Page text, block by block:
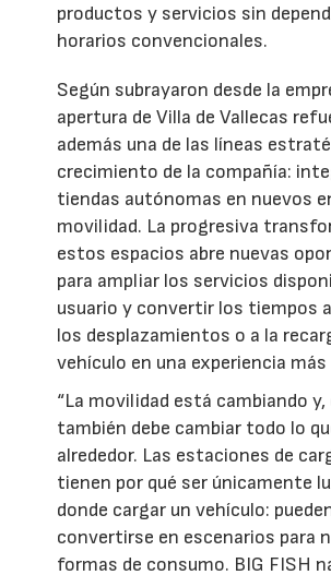
productos y servicios sin
horarios convencionales.
Según subrayaron desde la
apertura de Villa de Vallecas
además una de las líneas
crecimiento de la compañía:
tiendas autónomas en nuevos
movilidad. La progresiva
estos espacios abre nuevas
para ampliar los servicios
usuario y convertir los tiempos
los desplazamientos o a la
vehículo en una experiencia
“La movilidad está cambiando y,
también debe cambiar todo lo
alrededor. Las estaciones de
tienen por qué ser únicamente
donde cargar un vehículo:
convertirse en escenarios para
formas de consumo. BIG FISH